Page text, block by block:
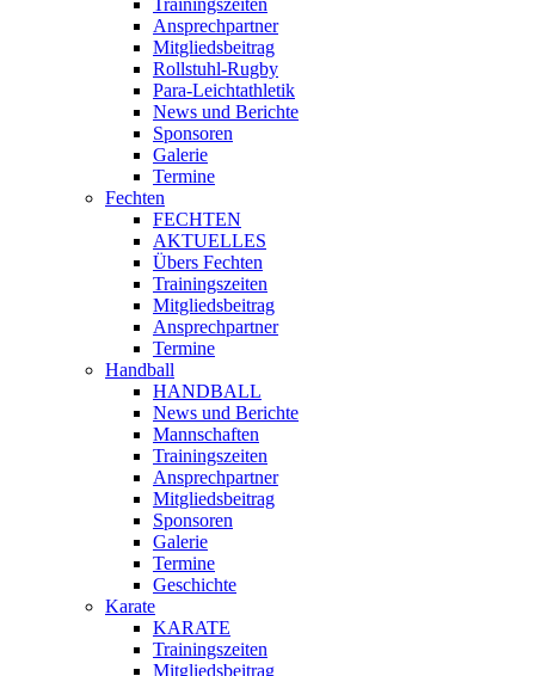
Trainingszeiten
Ansprechpartner
Mitgliedsbeitrag
Rollstuhl-Rugby
Para-Leichtathletik
News und Berichte
Sponsoren
Galerie
Termine
Fechten
FECHTEN
AKTUELLES
Übers Fechten
Trainingszeiten
Mitgliedsbeitrag
Ansprechpartner
Termine
Handball
HANDBALL
News und Berichte
Mannschaften
Trainingszeiten
Ansprechpartner
Mitgliedsbeitrag
Sponsoren
Galerie
Termine
Geschichte
Karate
KARATE
Trainingszeiten
Mitgliedsbeitrag